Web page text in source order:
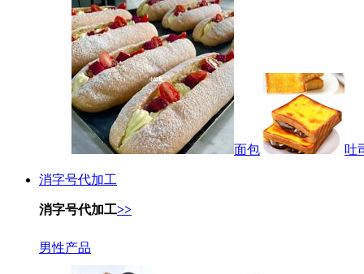
面包 吐
消字号代加工
消字号代加工>>
男性产品